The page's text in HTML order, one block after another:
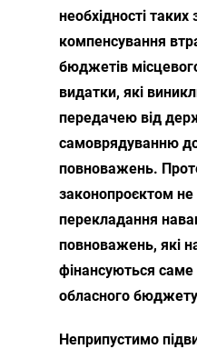
необхідності таких
компенсування
бюджетів
видатки, які
передачею від
самоврядуванню
повноважень.
законопроєктом
перекладання
повноважень, які
фінансуються саме
обласного
Неприпустимо